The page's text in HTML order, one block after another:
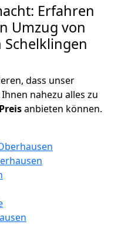
Erfahren
Umzug von
dass unser
nahezu alles zu
Preisanbieten können.